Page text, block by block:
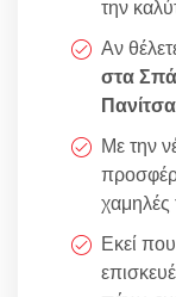
την
Αν
στα
Με την
χαμηλές
Εκεί